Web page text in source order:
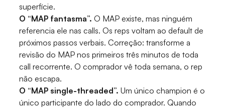
superfície.
O “MAP fantasma”. O MAP existe, mas ninguém
referencia ele nas calls. Os reps voltam ao default de
próximos passos verbais. Correção: transforme a
revisão do MAP nos primeiros três minutos de toda
call recorrente. O comprador vê toda semana, o rep
não escapa.
O “MAP single-threaded”. Um único champion é o
único participante do lado do comprador. Quando